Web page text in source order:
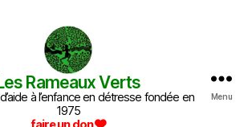
Les
Rameaux
Verts
Rameaux Verts
à l’enfance en détresse fondée en
1975
Menu